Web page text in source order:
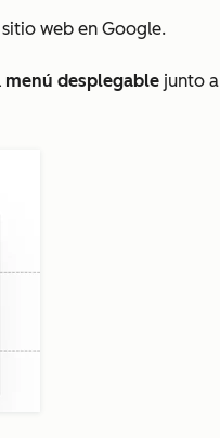
web en Google.
menú desplegable junto a